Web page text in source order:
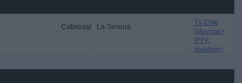
Cobresal La Serena
TV Chile
(Movistar+
IPTV,
Vodafone)